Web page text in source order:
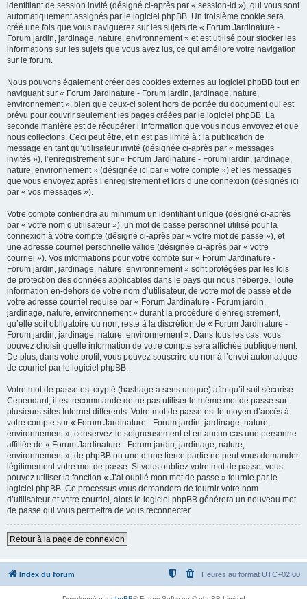
identifiant de session invité (désigné ci-après par « session-id »), qui vous sont
automatiquement assignés par le logiciel phpBB. Un troisième cookie sera
créé une fois que vous naviguerez sur les sujets de « Forum Jardinature -
Forum jardin, jardinage, nature, environnement » et est utilisé pour stocker les
informations sur les sujets que vous avez lus, ce qui améliore votre navigation
sur le forum.
Nous pouvons également créer des cookies externes au logiciel phpBB tout en
naviguant sur « Forum Jardinature - Forum jardin, jardinage, nature,
environnement », bien que ceux-ci soient hors de portée du document qui est
prévu pour couvrir seulement les pages créées par le logiciel phpBB. La
seconde manière est de récupérer l’information que vous nous envoyez et que
nous collectons. Ceci peut être, et n’est pas limité à : la publication de
message en tant qu’utilisateur invité (désignée ci-après par « messages
invités »), l’enregistrement sur « Forum Jardinature - Forum jardin, jardinage,
nature, environnement » (désignée ici par « votre compte ») et les messages
que vous envoyez après l’enregistrement et lors d’une connexion (désignés ici
par « vos messages »).
Votre compte contiendra au minimum un identifiant unique (désigné ci-après
par « votre nom d’utilisateur »), un mot de passe personnel utilisé pour la
connexion à votre compte (désigné ci-après par « votre mot de passe »), et
une adresse courriel personnelle valide (désignée ci-après par « votre
courriel »). Vos informations pour votre compte sur « Forum Jardinature -
Forum jardin, jardinage, nature, environnement » sont protégées par les lois
de protection des données applicables dans le pays qui nous héberge. Toute
information en-dehors de votre nom d’utilisateur, de votre mot de passe et de
votre adresse courriel requise par « Forum Jardinature - Forum jardin,
jardinage, nature, environnement » durant la procédure d’enregistrement,
qu’elle soit obligatoire ou non, reste à la discrétion de « Forum Jardinature -
Forum jardin, jardinage, nature, environnement ». Dans tous les cas, vous
pouvez choisir quelle information de votre compte sera affichée publiquement.
De plus, dans votre profil, vous pouvez souscrire ou non à l’envoi automatique
de courriel par le logiciel phpBB.
Votre mot de passe est crypté (hashage à sens unique) afin qu’il soit sécurisé.
Cependant, il est recommandé de ne pas utiliser le même mot de passe sur
plusieurs sites Internet différents. Votre mot de passe est le moyen d’accès à
votre compte sur « Forum Jardinature - Forum jardin, jardinage, nature,
environnement », conservez-le soigneusement et en aucun cas une personne
affiliée de « Forum Jardinature - Forum jardin, jardinage, nature,
environnement », de phpBB ou une d’une tierce partie ne peut vous demander
légitimement votre mot de passe. Si vous oubliez votre mot de passe, vous
pouvez utiliser la fonction « J’ai oublié mon mot de passe » fournie par le
logiciel phpBB. Ce processus vous demandera de fournir votre nom
d’utilisateur et votre courriel, alors le logiciel phpBB générera un nouveau mot
de passe qui vous permettra de vous reconnecter.
Retour à la page de connexion
Index du forum Heures au format UTC+02:00